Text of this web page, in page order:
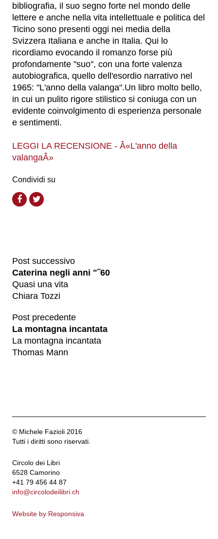
bibliografia, il suo segno forte nel mondo delle
lettere e anche nella vita intellettuale e politica del
Ticino sono presenti oggi nei media della
Svizzera Italiana e anche in Italia. Qui lo
ricordiamo evocando il romanzo forse più
profondamente "suo", con una forte valenza
autobiografica, quello dell'esordio narrativo nel
1965: "L'anno della valanga".Un libro molto bello,
in cui un pulito rigore stilistico si coniuga con un
evidente coinvolgimento di esperienza personale
e sentimenti.
LEGGI LA RECENSIONE - Â«L'anno della
valangaÂ»
Condividi su
Post successivo
Caterina negli anni "˜60
Quasi una vita
Chiara Tozzi
Post precedente
La montagna incantata
La montagna incantata
Thomas Mann
© Michele Fazioli 2016
Tutti i diritti sono riservati.
Circolo dei Libri
6528 Camorino
+41 79 456 44 87
info@circolodeilibri.ch
Website by Responsiva